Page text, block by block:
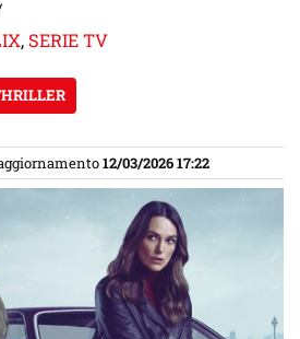
,SERIE TV
12/03/2026 17:22